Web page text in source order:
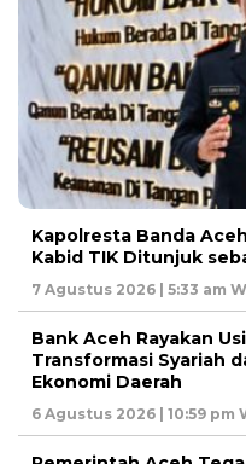
Kapolresta Banda
Kabid TIK Ditunjuk
7 Agustus 2026 | 5:33 am
Bank Aceh Rayakan
Transformasi Syariah
Ekonomi Daerah
6 Agustus 2026 | 10:59 pm